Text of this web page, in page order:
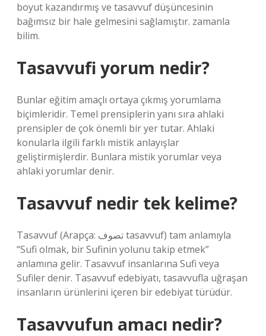
boyut kazandırmış ve tasavvuf düşüncesinin
bağımsız bir hale gelmesini sağlamıştır. zamanla
bilim.
Tasavvufi yorum nedir?
Bunlar eğitim amaçlı ortaya çıkmış yorumlama
biçimleridir. Temel prensiplerin yanı sıra ahlaki
prensipler de çok önemli bir yer tutar. Ahlaki
konularla ilgili farklı mistik anlayışlar
geliştirmişlerdir. Bunlara mistik yorumlar veya
ahlaki yorumlar denir.
Tasavvuf nedir tek kelime?
Tasavvuf (Arapça: تصوف tasavvuf) tam anlamıyla
“Sufi olmak, bir Sufinin yolunu takip etmek”
anlamına gelir. Tasavvuf insanlarına Sufi veya
Sufiler denir. Tasavvuf edebiyatı, tasavvufla uğraşan
insanların ürünlerini içeren bir edebiyat türüdür.
Tasavvufun amacı nedir?